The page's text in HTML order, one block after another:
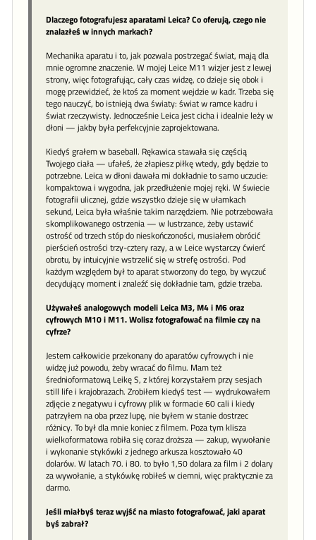
Dlaczego fotografujesz aparatami Leica? Co oferują, czego nie
znalazłeś w innych markach?
Mechanika aparatu i to, jak pozwala postrzegać świat, mają dla
mnie ogromne znaczenie. W mojej Leice M11 wizjer jest z lewej
strony, więc fotografując, cały czas widzę, co dzieje się obok i
mogę przewidzieć, że ktoś za moment wejdzie w kadr. Trzeba się
tego nauczyć, bo istnieją dwa światy: świat w ramce kadru i
świat rzeczywisty. Jednocześnie Leica jest cicha i idealnie leży w
dłoni — jakby była perfekcyjnie zaprojektowana.
Kiedyś grałem w baseball. Rękawica stawała się częścią
Twojego ciała — ufałeś, że złapiesz piłkę wtedy, gdy będzie to
potrzebne. Leica w dłoni dawała mi dokładnie to samo uczucie:
kompaktowa i wygodna, jak przedłużenie mojej ręki. W świecie
fotografii ulicznej, gdzie wszystko dzieje się w ułamkach
sekund, Leica była właśnie takim narzędziem. Nie potrzebowała
skomplikowanego ostrzenia — w lustrzance, żeby ustawić
ostrość od trzech stóp do nieskończoności, musiałem obrócić
pierścień ostrości trzy-cztery razy, a w Leice wystarczy ćwierć
obrotu, by intuicyjnie wstrzelić się w strefę ostrości. Pod
każdym względem był to aparat stworzony do tego, by wyczuć
decydujący moment i znaleźć się dokładnie tam, gdzie trzeba.
Używałeś analogowych modeli Leica M3, M4 i M6 oraz
cyfrowych M10 i M11. Wolisz fotografować na filmie czy na
cyfrze?
Jestem całkowicie przekonany do aparatów cyfrowych i nie
widzę już powodu, żeby wracać do filmu. Mam też
średnioformatową Leikę S, z której korzystałem przy sesjach
still life i krajobrazach. Zrobiłem kiedyś test — wydrukowałem
zdjęcie z negatywu i cyfrowy plik w formacie 60 cali i kiedy
patrzyłem na oba przez lupę, nie byłem w stanie dostrzec
różnicy. To był dla mnie koniec z filmem. Poza tym klisza
wielkoformatowa robiła się coraz droższa — zakup, wywołanie
i wykonanie stykówki z jednego arkusza kosztowało 40
dolarów. W latach 70. i 80. to było 1,50 dolara za film i 2 dolary
za wywołanie, a stykówkę robiłeś w ciemni, więc praktycznie za
darmo.
Jeśli miałbyś teraz wyjść na miasto fotografować, jaki aparat
byś zabrał?